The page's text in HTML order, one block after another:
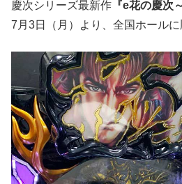
慶次シリーズ最新作 『e花の慶次
7月3日（月）より、全国ホールに